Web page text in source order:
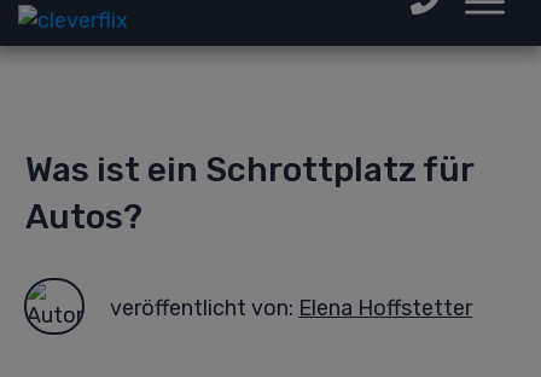
Was ist ein Schrottplatz für
Autos?
veröffentlicht von: Elena Hoffstetter